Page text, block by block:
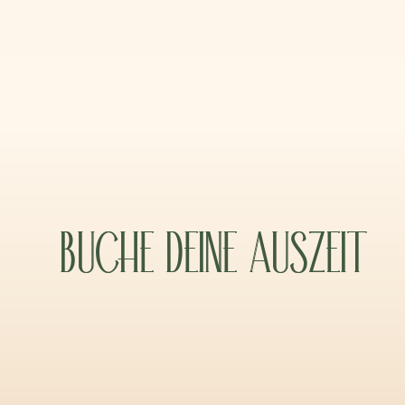
BUCHE DEINE AUSZEIT